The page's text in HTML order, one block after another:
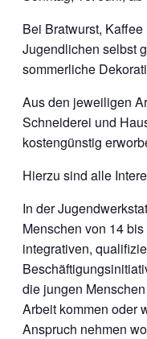
Bei Bratwurst,
Jugendlichen selbst
sommerliche
Aus den jeweiligen
Schneiderei und
kostengünstig
Hierzu sind alle
In der
Menschen von 14
integrativen,
die jungen
Arbeit kommen oder
Anspruch nehmen